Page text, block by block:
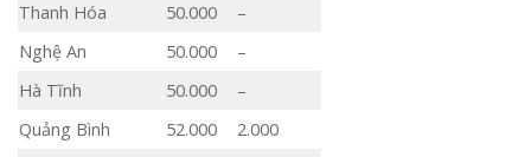
Thanh Hóa
50.000
–
Nghệ An
50.000
–
Hà Tĩnh
50.000
–
Quảng Bình
52.000 2.000